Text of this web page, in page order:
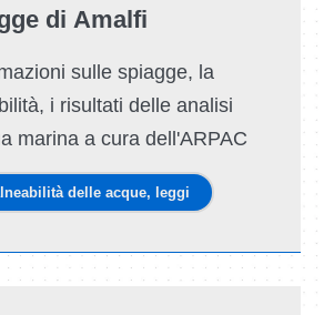
di Amalfi
sulle spiagge, la
i risultati delle analisi
marina a cura dell'ARPAC
delle acque, leggi